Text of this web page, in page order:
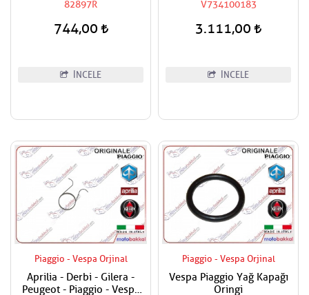
82897R
744,00
İNCELE
V734100183
3.111,00
İNCELE
Piaggio - Vespa Orjinal
Aprilia - Derbi - Gilera -
Peugeot - Piaggio - Vespa
Piaggio - Vespa Orjinal
Vespa Piaggio Yağ Kapağı
Oringi